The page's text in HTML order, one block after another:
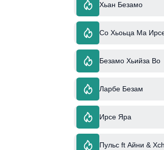
Хьан Безамо
Со Хьоьца Ма
Безамо Хьийза Во
Ларбе Безам
Ирсе Яра
Пульс ft Айни &